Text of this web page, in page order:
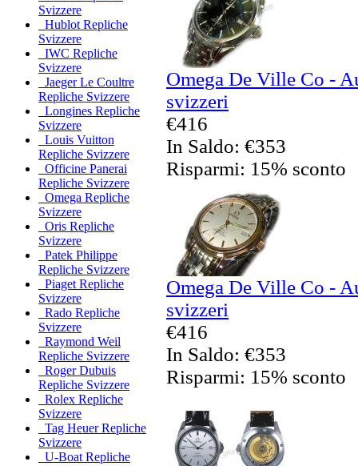
Svizzere
Hublot Repliche
Svizzere
IWC Repliche
Svizzere
Jaeger Le Coultre
Repliche Svizzere
Longines Repliche
Svizzere
Louis Vuitton
Repliche Svizzere
Officine Panerai
Repliche Svizzere
Omega Repliche
Svizzere
Oris Repliche
Svizzere
Patek Philippe
Repliche Svizzere
Piaget Repliche
Svizzere
Rado Repliche
Svizzere
Raymond Weil
Repliche Svizzere
Roger Dubuis
Repliche Svizzere
Rolex Repliche
Svizzere
Tag Heuer Repliche
Svizzere
U-Boat Repliche
Omega De Ville Co -
svizzeri
€416
In Saldo: €353
Risparmi: 15% sconto
Omega De Ville Co -
svizzeri
€416
In Saldo: €353
Risparmi: 15% sconto